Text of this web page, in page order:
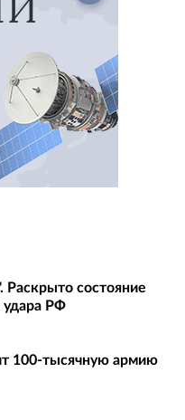
Раскрыто состояние
удара РФ
100-тысячную армию